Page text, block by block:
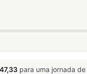
para uma jornada de